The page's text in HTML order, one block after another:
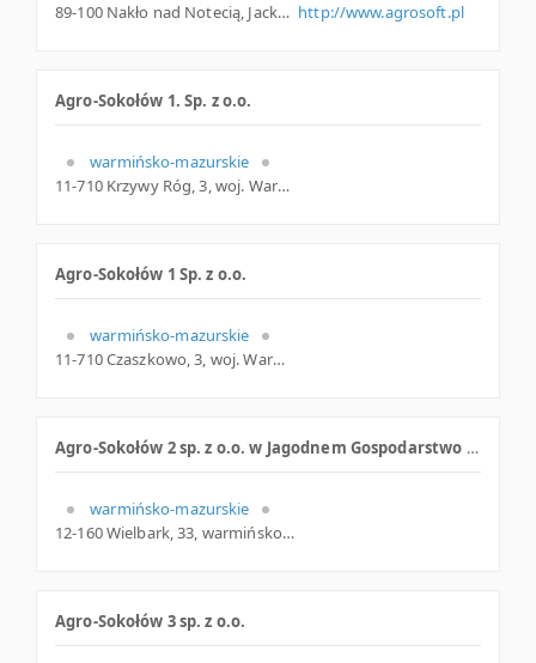
89-100 Nakło nad Notecią, Jackowskiego 4, woj. Kujawsko-pomorskie, pow. Nakielski, gm. Nakło Nad Notecią http://www.agrosoft.pl
Agro-Sokołów 1. Sp. z o.o.
warmińsko-mazurskie
11-710 Krzywy Róg, 3, woj. Warmińsko-mazurskie, pow. Mrągowski, gm. Piecki
Agro-Sokołów 1 Sp. z o.o.
warmińsko-mazurskie
11-710 Czaszkowo, 3, woj. Warmińsko-mazurskie, pow. Mrągowski, gm. Piecki
Agro-Sokołów 2 sp. z o.o. w Jagodnem Gospodarstwo Rolne
warmińsko-mazurskie
12-160 Wielbark, 33, warmińsko-mazurskie
Agro-Sokołów 3 sp. z o.o.